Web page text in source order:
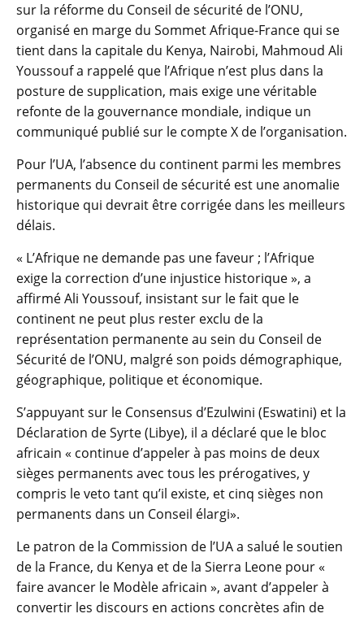
sur la réforme du Conseil de sécurité de l’ONU,
organisé en marge du Sommet Afrique-France qui se
tient dans la capitale du Kenya, Nairobi, Mahmoud Ali
Youssouf a rappelé que l’Afrique n’est plus dans la
posture de supplication, mais exige une véritable
refonte de la gouvernance mondiale, indique un
communiqué publié sur le compte X de l’organisation.
Pour l’UA, l’absence du continent parmi les membres
permanents du Conseil de sécurité est une anomalie
historique qui devrait être corrigée dans les meilleurs
délais.
« L’Afrique ne demande pas une faveur ; l’Afrique
exige la correction d’une injustice historique », a
affirmé Ali Youssouf, insistant sur le fait que le
continent ne peut plus rester exclu de la
représentation permanente au sein du Conseil de
Sécurité de l’ONU, malgré son poids démographique,
géographique, politique et économique.
S’appuyant sur le Consensus d’Ezulwini (Eswatini) et la
Déclaration de Syrte (Libye), il a déclaré que le bloc
africain « continue d’appeler à pas moins de deux
sièges permanents avec tous les prérogatives, y
compris le veto tant qu’il existe, et cinq sièges non
permanents dans un Conseil élargi».
Le patron de la Commission de l’UA a salué le soutien
de la France, du Kenya et de la Sierra Leone pour «
faire avancer le Modèle africain », avant d’appeler à
convertir les discours en actions concrètes afin de